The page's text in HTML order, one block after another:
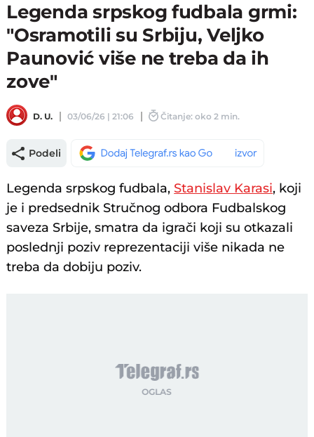
Legenda srpskog fudbala grmi:
"Osramotili su Srbiju, Veljko
Paunović više ne treba da ih
zove"
D. U. 03/06/26 | 21:06 Čitanje: oko 2 min.
Podeli
Legenda srpskog fudbala, Stanislav Karasi, koji
je i predsednik Stručnog odbora Fudbalskog
saveza Srbije, smatra da igrači koji su otkazali
poslednji poziv reprezentaciji više nikada ne
treba da dobiju poziv.